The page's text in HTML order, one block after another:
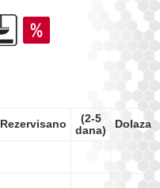
Rezervisano
(2-5
dana)
Dolazak